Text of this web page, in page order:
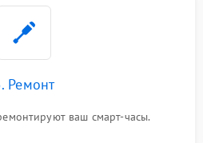
Ремонт
ваш смарт-часы.